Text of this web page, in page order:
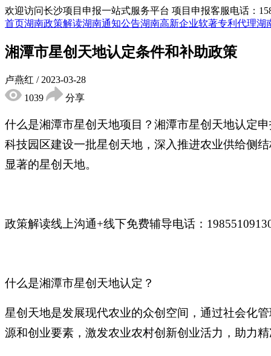
欢迎访问长沙项目申报一站式服务平台 项目申报客服电话：
首页湖南政策解读湖南通知公告湖南高新企业软著专利代理湖
湘潭市星创天地认定条件和补助政策
卢燕红 / 2023-03-28
1039
分享
什么是湘潭市星创天地项目？湘潭市星创天地认定
科技园区建设一批星创天地，深入推进农业供给侧
显著的星创天地。
政策解读线上沟通+线下免费辅导电话：
什么是湘潭市星创天地认定？
星创天地是发展现代农业的众创空间，通过社会化
源和创业要素，激发农业农村创新创业活力，助力